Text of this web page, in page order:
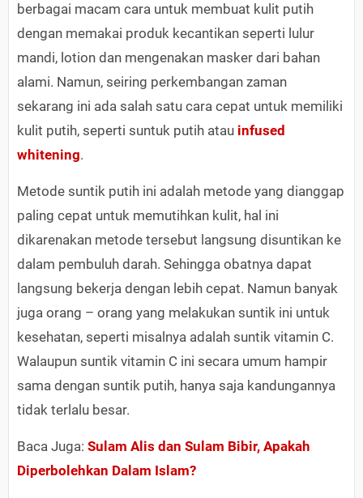
berbagai macam cara untuk membuat kulit putih
dengan memakai produk kecantikan seperti lulur
mandi, lotion dan mengenakan masker dari bahan
alami. Namun, seiring perkembangan zaman
sekarang ini ada salah satu cara cepat untuk memiliki
kulit putih, seperti suntuk putih atau infused
whitening.
Metode suntik putih ini adalah metode yang dianggap
paling cepat untuk memutihkan kulit, hal ini
dikarenakan metode tersebut langsung disuntikan ke
dalam pembuluh darah. Sehingga obatnya dapat
langsung bekerja dengan lebih cepat. Namun banyak
juga orang – orang yang melakukan suntik ini untuk
kesehatan, seperti misalnya adalah suntik vitamin C.
Walaupun suntik vitamin C ini secara umum hampir
sama dengan suntik putih, hanya saja kandungannya
tidak terlalu besar.
Baca Juga: Sulam Alis dan Sulam Bibir, Apakah
Diperbolehkan Dalam Islam?